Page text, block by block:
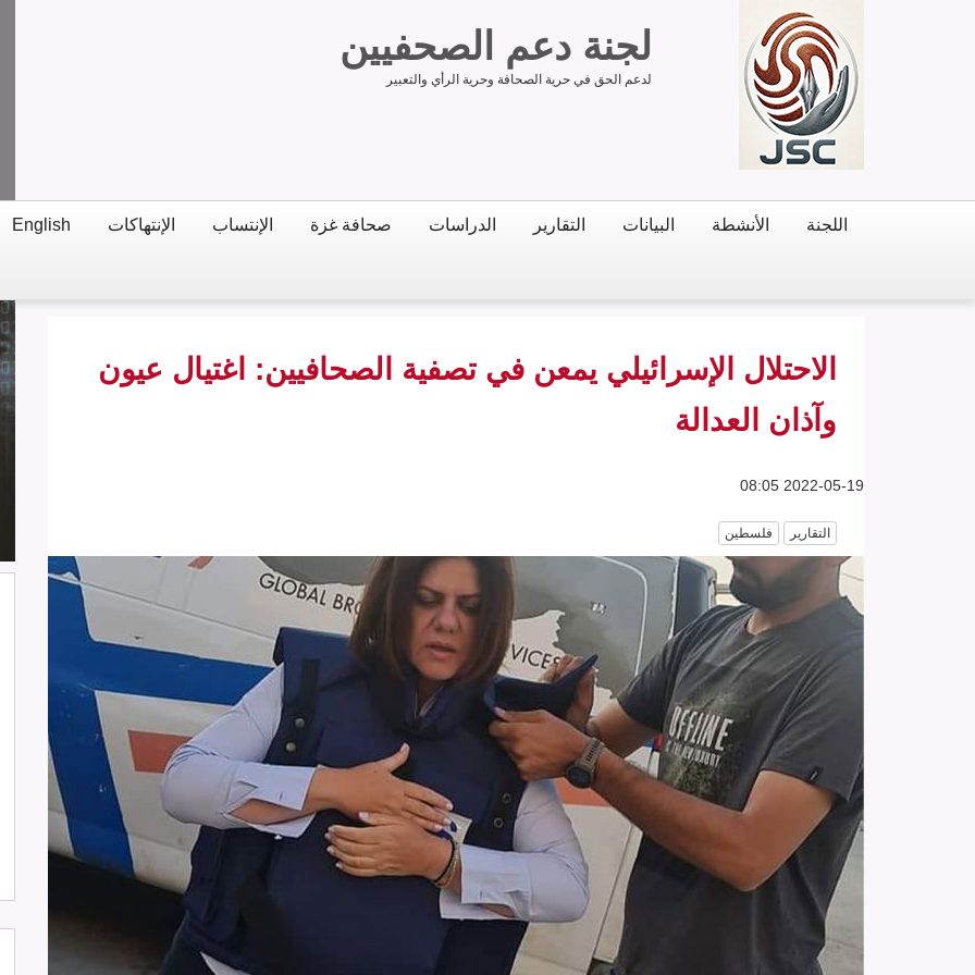
لجنة دعم الصحفيين
لدعم الحق في حرية الصحافة وحرية الرأي والتعبير
اللجنة الأنشطة البيانات التقارير الدراسات صحافة غزة الإنتساب الإنتهاكات English
الاحتلال الإسرائيلي يمعن في تصفية الصحافيين: اغتيال عيون
وآذان العدالة
2022-05-19 08:05
التقارير فلسطين
شارك وفد من لجنة دعم الصحفيين في
جلسة اعتماد الاستعراض الدوي الشامل
حول لبنان في مقر الامم المتحدة في
جنيف حيث القت اللجنة كلمة باسم
جمعية البراعم للعمل الاجتماعي